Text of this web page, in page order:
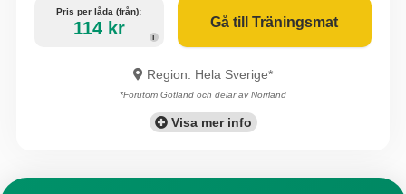
i
Pris per låda (från):
114 kr Gå till Träningsmat
Region: Hela Sverige*
*Förutom Gotland och delar av Norrland
Visa mer info